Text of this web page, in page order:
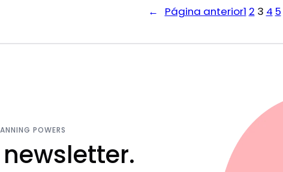
← Página anterior1 2 3 4 5
POWERS